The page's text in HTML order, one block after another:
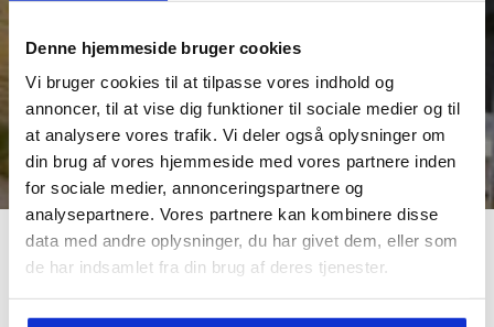
Denne hjemmeside bruger cookies
Vi bruger cookies til at tilpasse vores indhold og
annoncer, til at vise dig funktioner til sociale medier og til
at analysere vores trafik. Vi deler også oplysninger om
din brug af vores hjemmeside med vores partnere inden
for sociale medier, annonceringspartnere og
analysepartnere. Vores partnere kan kombinere disse
data med andre oplysninger, du har givet dem, eller som
de har indsamlet fra din brug af deres tjenester.
I det gamle rådhus på Adelgade 36 i centrum af
Skanderborg, tilbyder Crescendo en attraktiv